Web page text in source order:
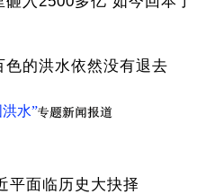
色的洪水依然没有退去
水”
平面临历史大抉择